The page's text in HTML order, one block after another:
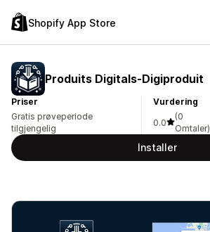
Shopify App Store
Produits Digitals‑Digiproduit
Priser
Gratis prøveperiode
tilgjengelig
Vurdering
0.0
(0
Omtaler)
Installer